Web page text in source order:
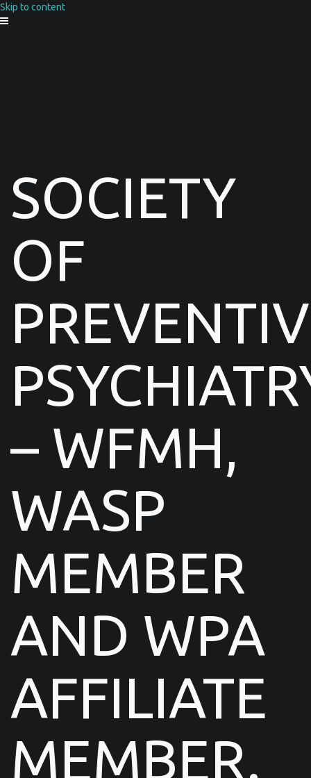
Skip to content
SOCIETY
OF
– WFMH,
WASP
MEMBER
AND WPA
AFFILIATE
MEMBER.